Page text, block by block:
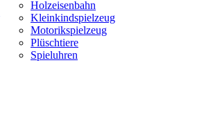
Holzeisenbahn
Kleinkindspielzeug
Motorikspielzeug
Plüschtiere
Spieluhren